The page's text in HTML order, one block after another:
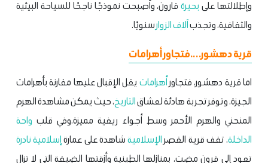
وإطلالتها على بحيرةقارون، وأصبحت نموذجًا ناجحًا للسياحة البيئية
والثقافية، وتجذبآلافالزوارسنويًا.
قرية دهشور….فتجاور أهرامات
اما قرية دهشور، فتجاورأهرامات يقل الإقبال عليها مقارنة بأهرامات
الجيزة، وتوفر تجربة هادئة لعشاقالتاريخ، حيث يمكن مشاهدة الهرم
المنحني والهرم الأحمر وسط أجواء ريفية مميزة.وفي قلب واحة
الداخلة، تقف قرية القصرالإسلاميةشاهدة على عمارةإسلاميةنادرة
تعود إلى قرون مضت، بمنازلها الطينية وأزقتها الضيقة التي لا تزال